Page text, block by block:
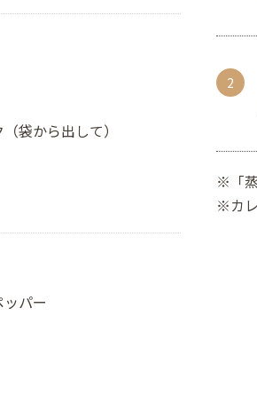
袋から出して）
パー
※「
※カ